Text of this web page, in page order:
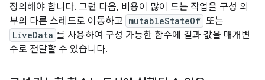
정의해야 합니다. 그런 다음, 비용이 많이 드는 작업을 구성 외
부의 다른 스레드로 이동하고 mutableStateOf 또는
LiveData 를 사용하여 구성 가능한 함수에 결과 값을 매개변
수로 전달할 수 있습니다.